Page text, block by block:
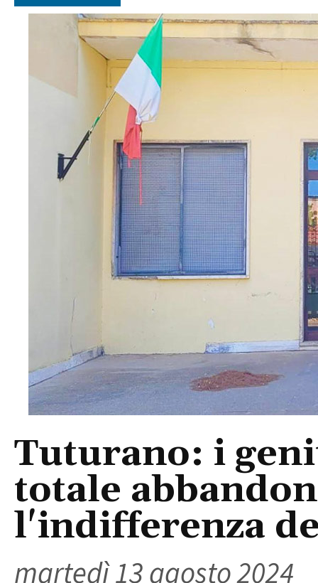
Tuturano: i
totale
l'indifferenza
martedì 13 agosto 2024